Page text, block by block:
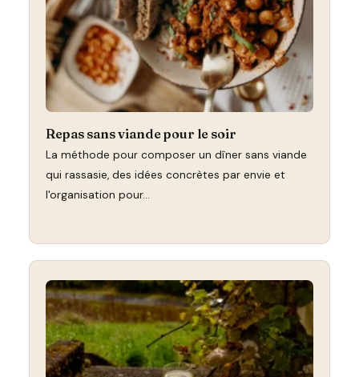
Repas sans viande pour le soir
La méthode pour composer un dîner sans viande
qui rassasie, des idées concrètes par envie et
l'organisation pour…